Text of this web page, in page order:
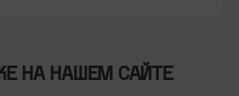
НА НАШЕМ САЙТЕ